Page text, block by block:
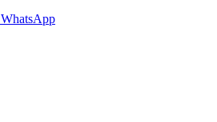
WhatsApp